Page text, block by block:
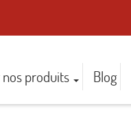
produits Blog